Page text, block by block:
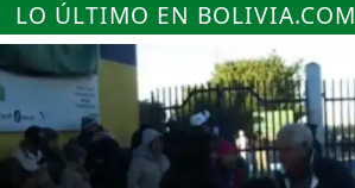
LO ÚLTIMO EN BOLIVIA.COM